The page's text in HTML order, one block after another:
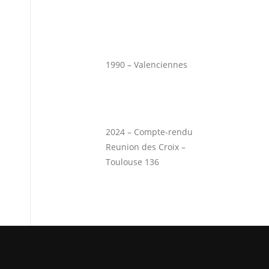
1990 – Valenciennes
2024 – Compte-rendu
Reunion des Croix –
Toulouse 136